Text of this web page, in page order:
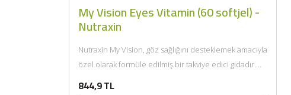
My Vision Eyes Vitamin (60 softjel) -
Nutraxin
Nutraxin My Vision, göz sağlığını desteklemek amacıyla
özel olarak formüle edilmiş bir takviye edici gıdadır.
844,9 TL